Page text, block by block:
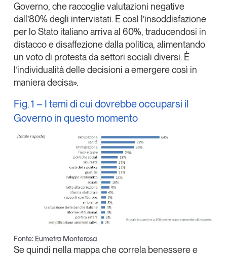
Governo, che raccoglie valutazioni negative
dall’80% degli intervistati. E così l’insoddisfazione
per lo Stato italiano arriva al 60%, traducendosi in
distacco e disaffezione dalla politica, alimentando
un voto di protesta da settori sociali diversi. È
l’individualità delle decisioni a emergere così in
maniera decisa».
Fig. 1 – I temi di cui dovrebbe occuparsi il
Governo in questo momento
Fonte: Eumetra Monterosa
Se quindi nella mappa che correla benessere e